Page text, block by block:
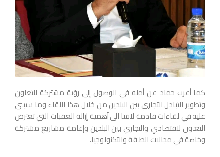
كما أعرب حماد عن أمله في الوصول إلى رؤية مشتركة للتعاون
وتطوير التبادل التجاري بين البلدين من خلال هذا اللقاء وما سيبنى
عليه في لقاءات قادمة لافتا الى أهمية إزالة العقبات التي تعترض
التعاون لاقتصادي والتجاري بين البلدين وإقامة مشاريع مشتركة
وخاصة في مجالات الطاقة والتكنولوجيا.